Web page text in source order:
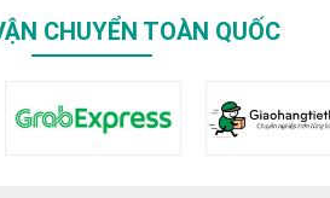
CHUYỂN TOÀN QUỐC